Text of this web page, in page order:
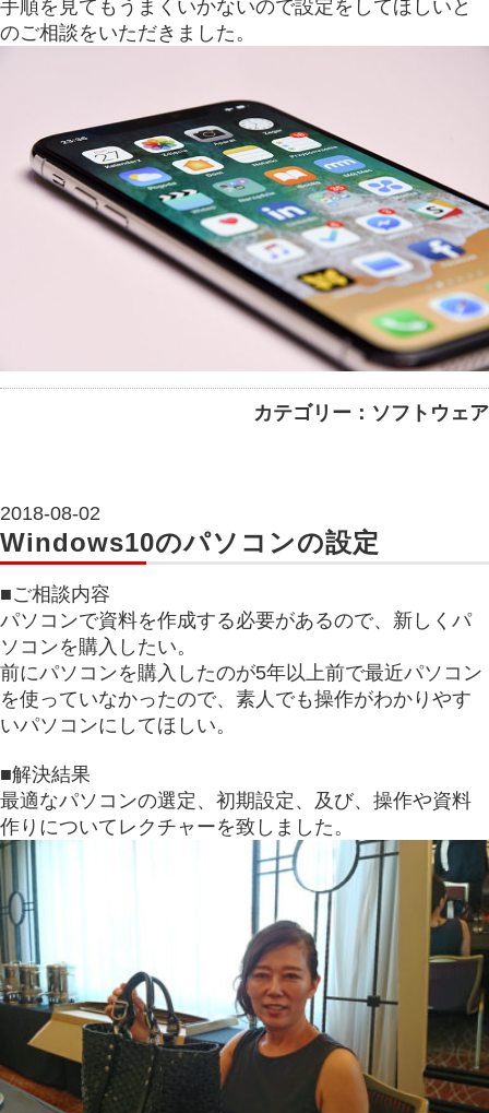
手順を見てもうまくいかないので設定をしてほしいと
のご相談をいただきました。
カテゴリー：ソフトウェア
2018-08-02
Windows10のパソコンの設定
■ご相談内容
パソコンで資料を作成する必要があるので、新しくパ
ソコンを購入したい。
前にパソコンを購入したのが5年以上前で最近パソコン
を使っていなかったので、素人でも操作がわかりやす
いパソコンにしてほしい。
■解決結果
最適なパソコンの選定、初期設定、及び、操作や資料
作りについてレクチャーを致しました。